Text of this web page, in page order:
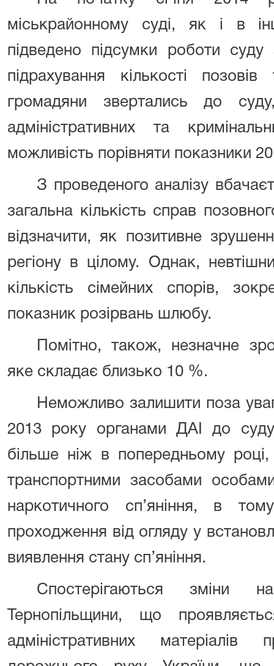
міськрайонному суді, як і в
підведено підсумки роботи
підрахування кількості
громадяни звертались до
адміністративних та
можливість порівняти показники
З проведеного аналізу
загальна кількість справ
відзначити, як позитивне
регіону в цілому. Однак,
кількість сімейних спорів,
показник розірвань шлюбу.
Помітно, також, незначне
яке складає близько 10 %.
Неможливо залишити поза
2013 року органами ДАІ до
більше ніж в попередньому році,
транспортними засобами
наркотичного сп’яніння, в
проходження від огляду у
виявлення стану сп’яніння.
Спостерігаються
Тернопільщини, що
адміністративних